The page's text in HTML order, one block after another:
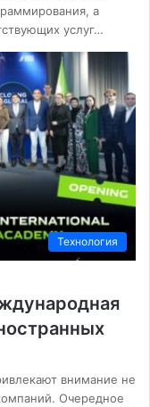
а
услуг…
Технология
внимание не
Очередное